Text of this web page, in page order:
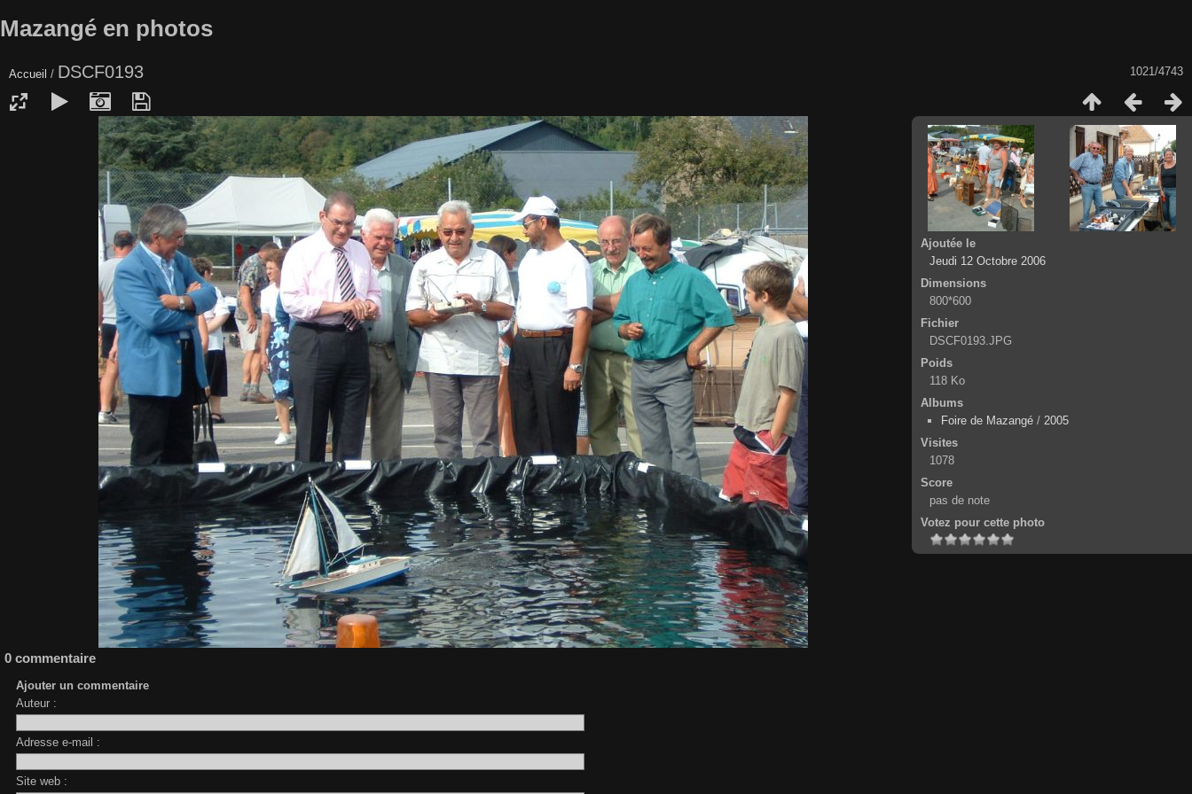
Mazangé en photos
1021/4743
Accueil / DSCF0193
Ajoutée le
Jeudi 12 Octobre 2006
Dimensions
800*600
Fichier
DSCF0193.JPG
Poids
118 Ko
Albums
Foire de Mazangé / 2005
Visites
1078
Score
pas de note
Votez pour cette photo
0 commentaire
Ajouter un commentaire
Auteur :
Adresse e-mail :
Site web :